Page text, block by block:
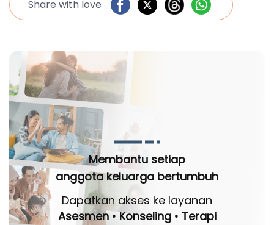
Share with love
Membantu setiap
anggota keluarga bertumbuh
Dapatkan akses ke layanan
Asesmen • Konseling • Terapi